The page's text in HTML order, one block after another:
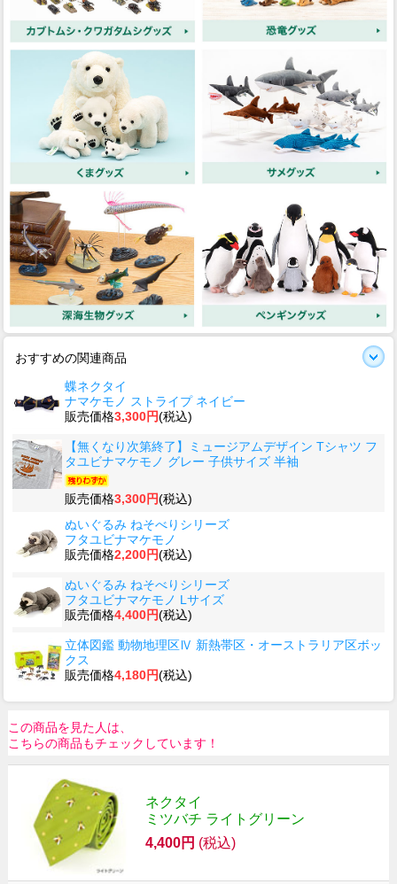
おすすめの関連商品
蝶ネクタイ
ナマケモノ ストライプ ネイビー
販売価格3,300円(税込)
【無くなり次第終了】ミュージアムデザイン Tシャツ フ
タユビナマケモノ グレー 子供サイズ 半袖
販売価格3,300円(税込)
ぬいぐるみ ねそべりシリーズ
フタユビナマケモノ
販売価格2,200円(税込)
ぬいぐるみ ねそべりシリーズ
フタユビナマケモノ Lサイズ
販売価格4,400円(税込)
立体図鑑 動物地理区Ⅳ 新熱帯区・オーストラリア区ボッ
クス
販売価格4,180円(税込)
この商品を見た人は、
こちらの商品もチェックしています！
ネクタイ
ミツバチ ライトグリーン
4,400円 (税込)